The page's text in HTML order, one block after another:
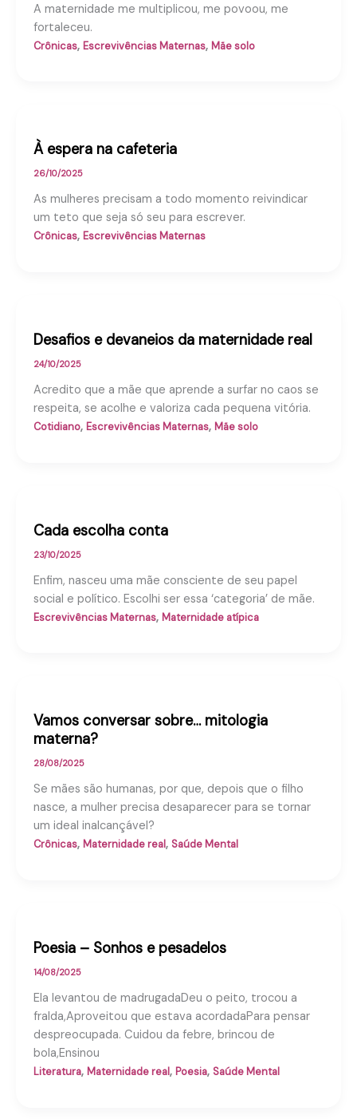
A maternidade me multiplicou, me povoou, me
fortaleceu.
Crônicas, Escrevivências Maternas, Mãe solo
À espera na cafeteria
26/10/2025
As mulheres precisam a todo momento reivindicar
um teto que seja só seu para escrever.
Crônicas, Escrevivências Maternas
Desafios e devaneios da maternidade real
24/10/2025
Acredito que a mãe que aprende a surfar no caos se
respeita, se acolhe e valoriza cada pequena vitória.
Cotidiano, Escrevivências Maternas, Mãe solo
Cada escolha conta
23/10/2025
Enfim, nasceu uma mãe consciente de seu papel
social e político. Escolhi ser essa ‘categoria’ de mãe.
Escrevivências Maternas, Maternidade atípica
Vamos conversar sobre… mitologia
materna?
28/08/2025
Se mães são humanas, por que, depois que o filho
nasce, a mulher precisa desaparecer para se tornar
um ideal inalcançável?
Crônicas, Maternidade real, Saúde Mental
Poesia – Sonhos e pesadelos
14/08/2025
Ela levantou de madrugadaDeu o peito, trocou a
fralda,Aproveitou que estava acordadaPara pensar
despreocupada. Cuidou da febre, brincou de
bola,Ensinou
Literatura, Maternidade real, Poesia, Saúde Mental